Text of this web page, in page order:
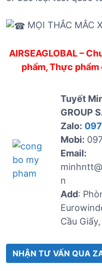
MỌI THẮC MẮC
AIRSEAGLOBAL –
phẩm, Thực
Tuyết
GROUP
Zalo:
Mobi:
Email:
n
Add:
Cầu
NHẬN TƯ VẤN QUA